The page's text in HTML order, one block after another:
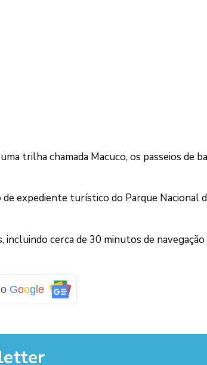
trilha chamada Macuco, os passeios de
expediente turístico do Parque Nacional
cerca de 30 minutos de
Goog le